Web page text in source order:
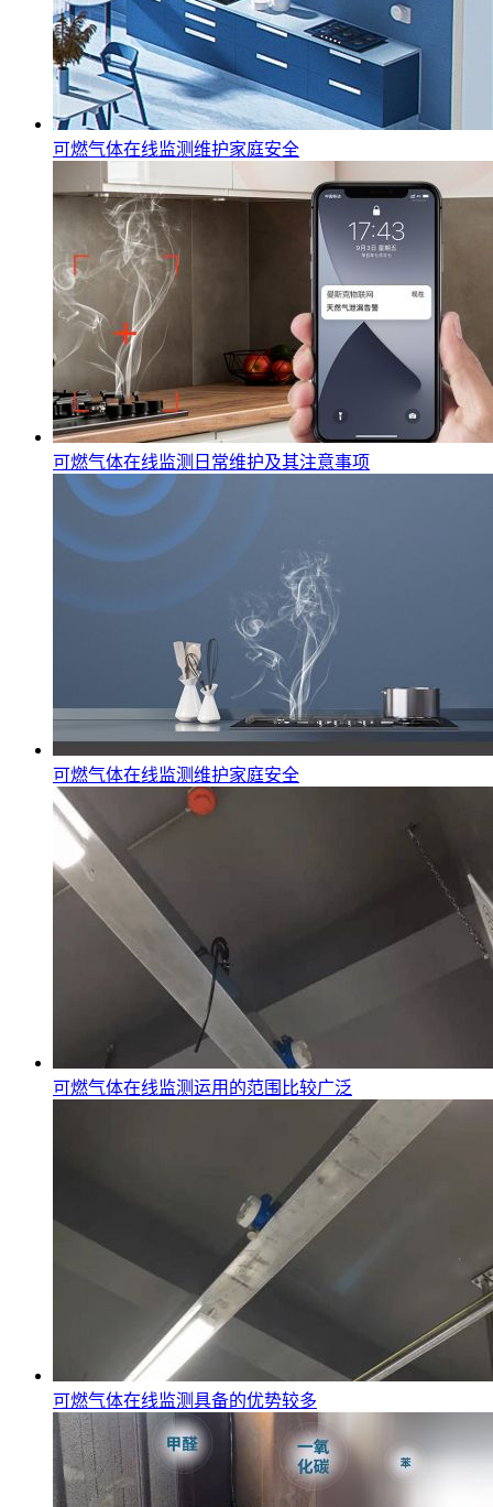
可燃气体在线监测维护家庭安全
可燃气体在线监测日常维护及其注意事项
可燃气体在线监测维护家庭安全
可燃气体在线监测运用的范围比较广泛
可燃气体在线监测具备的优势较多